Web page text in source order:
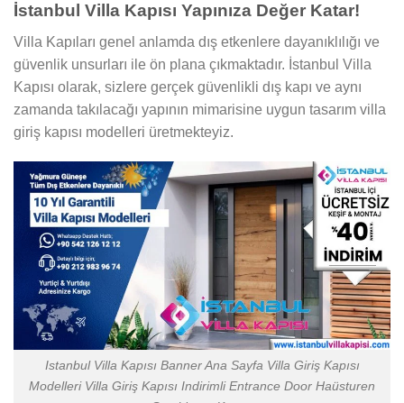
İstanbul Villa Kapısı Yapınıza Değer Katar!
Villa Kapıları genel anlamda dış etkenlere dayanıklılığı ve
güvenlik unsurları ile ön plana çıkmaktadır. İstanbul Villa
Kapısı olarak, sizlere gerçek güvenlikli dış kapı ve aynı
zamanda takılacağı yapının mimarisine uygun tasarım villa
giriş kapısı modelleri üretmekteyiz.
Istanbul Villa Kapısı Banner Ana Sayfa Villa Giriş Kapısı
Modelleri Villa Giriş Kapısı Indirimli Entrance Door Haüsturen